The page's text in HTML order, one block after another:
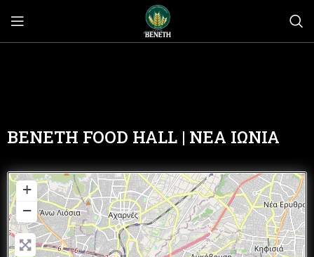
BENETH FOOD HALL | ΝΕΑ ΙΩΝΙΑ
+
−